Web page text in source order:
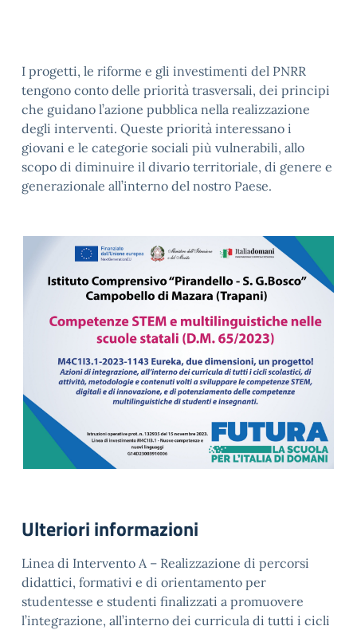
I progetti, le riforme e gli investimenti del PNRR
tengono conto delle priorità trasversali, dei principi
che guidano l’azione pubblica nella realizzazione
degli interventi. Queste priorità interessano i
giovani e le categorie sociali più vulnerabili, allo
scopo di diminuire il divario territoriale, di genere e
generazionale all’interno del nostro Paese.
Ulteriori informazioni
Linea di Intervento A – Realizzazione di percorsi
didattici, formativi e di orientamento per
studentesse e studenti finalizzati a promuovere
l’integrazione, all’interno dei curricula di tutti i cicli